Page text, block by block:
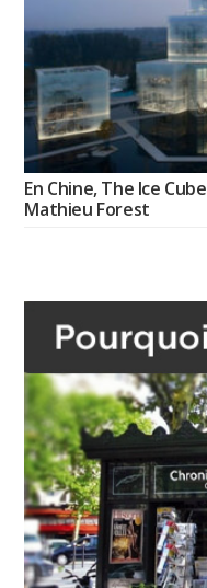
En Chine, The Ice
Mathieu Forest